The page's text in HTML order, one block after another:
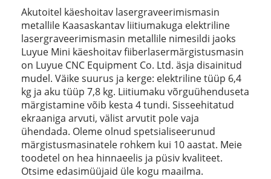
Akutoitel käeshoitav lasergraveerimismasin
metallile Kaasaskantav liitiumakuga elektriline
lasergraveerimismasin metallile nimesildi jaoks
Luyue Mini käeshoitav fiiberlasermärgistusmasin
on Luyue CNC Equipment Co. Ltd. äsja disainitud
mudel. Väike suurus ja kerge: elektriline tüüp 6,4
kg ja aku tüüp 7,8 kg. Liitiumaku võrguühenduseta
märgistamine võib kesta 4 tundi. Sisseehitatud
ekraaniga arvuti, välist arvutit pole vaja
ühendada. Oleme olnud spetsialiseerunud
märgistusmasinatele rohkem kui 10 aastat. Meie
toodetel on hea hinnaeelis ja püsiv kvaliteet.
Otsime edasimüüjaid üle kogu maailma.